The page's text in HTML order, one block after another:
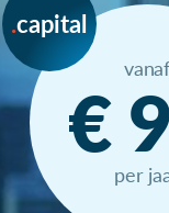
capital
vanaf
€ 9
per